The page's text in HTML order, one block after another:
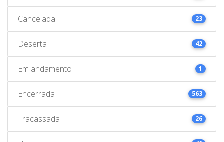
Cancelada 23
Deserta 42
Em andamento 1
Encerrada 563
Fracassada 26